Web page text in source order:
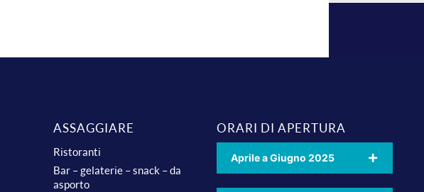
ASSAGGIARE
Ristoranti
Bar – gelaterie – snack – da
asporto
ORARI DI APERTURA
Aprile a Giugno 2025